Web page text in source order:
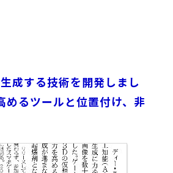
成する技術を開発しまし
めるツールと位置付け、非